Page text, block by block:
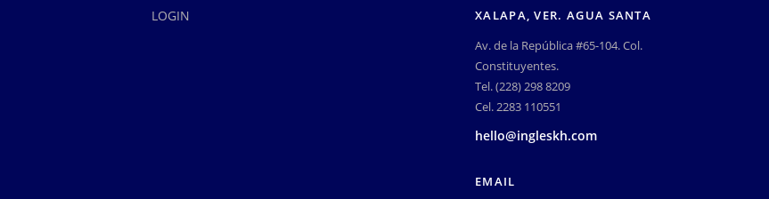
LOGIN
XALAPA, VER. AGUA SANTA
Av. de la República #65-104. Col.
Constituyentes.
Tel. (228) 298 8209
Cel. 2283 110551
hello@ingleskh.com
EMAIL